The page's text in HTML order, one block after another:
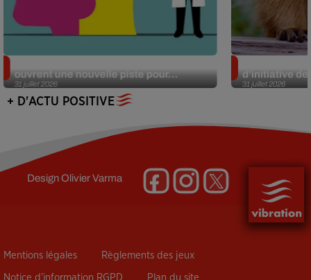
31 juillet 2026
ouvrent une nouvelle piste pour...
31 juillet 2026
d’initiative
+ D'ACTU POSITIVE
DesignOlivier Varma
Mentions légales Règlements des jeux
Notice d’information RGPD Plan du site